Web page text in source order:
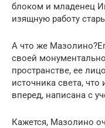
блоком и младенец
изящную работу
А что же
своей
пространстве, ее
источника света, что
вперед, написана с
Кажется, Мазолино